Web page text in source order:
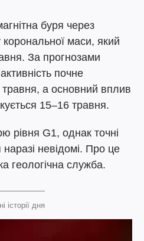
буря через
маси, який
За прогнозами
почне
а основний вплив
15–16 травня.
рівня G1, однак точні
невідомі. Про це
геологічна служба.
історії дня